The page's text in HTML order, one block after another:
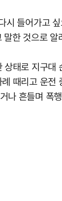
시 들어가고
한 것으로 알
상태로 지구대
때리고 운전
나 흔들며 폭